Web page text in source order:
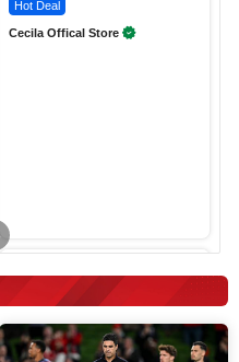
Hot Deal
Cecila Offical Store
D2-001 - Thông Minh
3.000.000
2.200.000đ
Flash Sale